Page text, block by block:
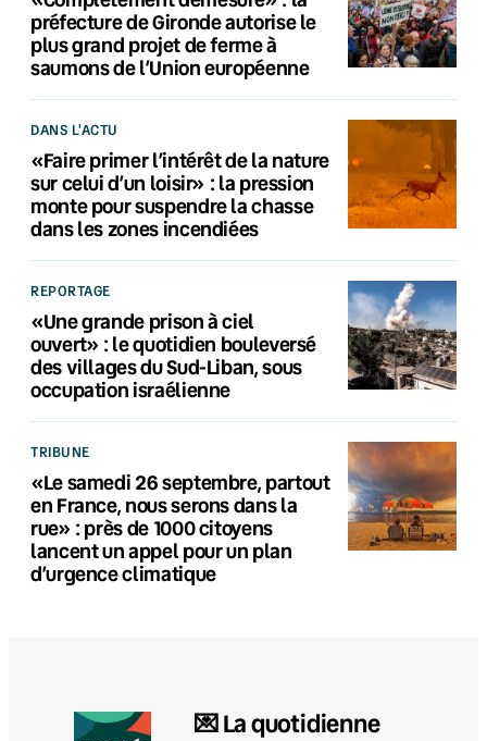
préfecture de Gironde autorise le
plus grand projet de ferme à
saumons de l’Union européenne
DANS L'ACTU
«Faire primer l’intérêt de la nature
sur celui d’un loisir» : la pression
monte pour suspendre la chasse
dans les zones incendiées
REPORTAGE
«Une grande prison à ciel
ouvert» : le quotidien bouleversé
des villages du Sud-Liban, sous
occupation israélienne
TRIBUNE
«Le samedi 26 septembre, partout
en France, nous serons dans la
rue» : près de 1000 citoyens
lancent un appel pour un plan
d’urgence climatique
💌 La quotidienne